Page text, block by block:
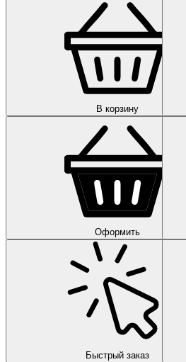
В корзину
Оформить
Быстрый заказ